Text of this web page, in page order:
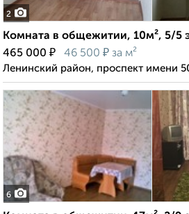
2
Комната в общежитии, 10м², 5/5
465 000 ₽ 46 500 ₽ за м²
Ленинский район, проспект имени
6